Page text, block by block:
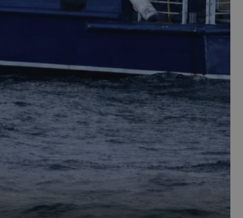
Microsoft
1 year
Denne informasjonskapselen brukes mye av min Microsoft som
en unik brukeridentifikator. Den kan angis av innebygde
Microsoft-skript. Det antas at det synkroniseres over mange
forskjellige Microsoft-domener, noe som tillater brukersporing.
.c.bing.com
Microsoft
Corporation
.c.bing.com
Dette er en Microsoft MSN-informasjonskapsel som sørger for at
dette nettstedet fungerer riktig.
Google LLC
.visitlofoten.com
3 months
Denne informasjonskapselen er satt av Doubleclick og utfører
informasjon om hvordan sluttbrukeren bruker nettstedet og all
annonsering som sluttbrukeren kan ha sett før han besøkte
nevnte nettsted.
Meta Platform
.visitlofoten.com
3 months
Brukt av Facebook for å levere en serie med reklameprodukter
som for eksempel sanntidsbud fra tredjepartsannonsører
Google LLC
.doubleclick.net
1 year
Denne informasjonskapselen er satt av Doubleclick og utfører
informasjon om hvordan sluttbrukeren bruker nettstedet og all
annonsering som sluttbrukeren kan ha sett før han besøkte
bruker til å måle bruken av nettstedet for intern analyse.